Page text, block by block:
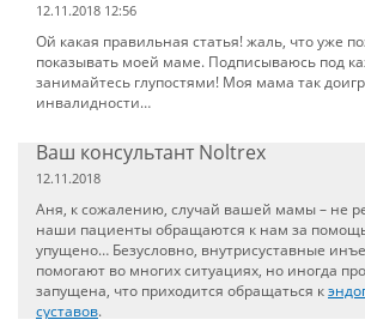
12.11.2018 12:56
Ой какая правильная статья! жаль, что уже
показывать моей маме. Подписываюсь под
занимайтесь глупостями! Моя мама так
инвалидности…
Ваш консультант Noltrex
12.11.2018
Аня, к сожалению, случай вашей мамы – не
наши пациенты обращаются к нам за
упущено… Безусловно, внутрисуставные
помогают во многих ситуациях, но иногда
запущена, что приходится обращаться к
суставов.